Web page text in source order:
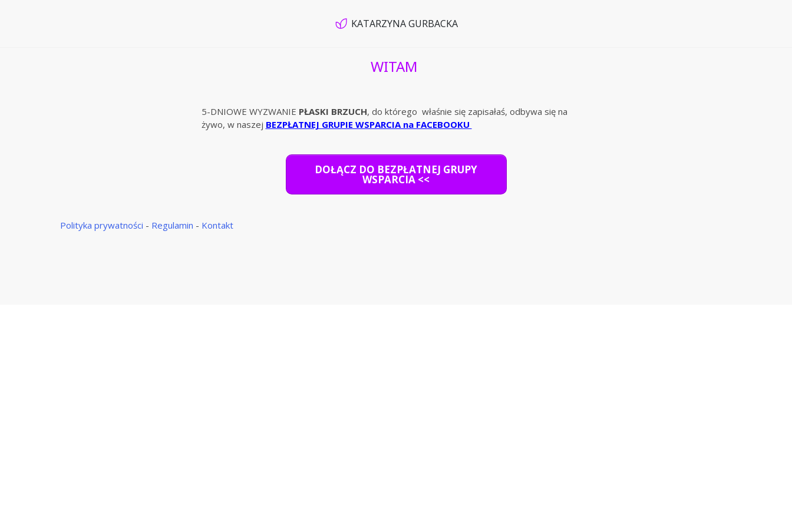
KATARZYNA GURBACKA
WITAM
5-DNIOWE WYZWANIE PŁASKI BRZUCH, do którego właśnie się zapisałaś, odbywa się na
żywo, w naszej BEZPŁATNEJ GRUPIE WSPARCIA na FACEBOOKU
DOŁĄCZ DO BEZPŁATNEJ GRUPY
WSPARCIA <<
Polityka prywatności - Regulamin - Kontakt